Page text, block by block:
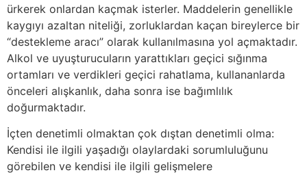
ürkerek onlardan kaçmak isterler. Maddelerin genellikle
kaygıyı azaltan niteliği, zorluklardan kaçan bireylerce bir
“destekleme aracı” olarak kullanılmasına yol açmaktadır.
Alkol ve uyuşturucuların yarattıkları geçici sığınma
ortamları ve verdikleri geçici rahatlama, kullananlarda
önceleri alışkanlık, daha sonra ise bağımlılık
doğurmaktadır.
İçten denetimli olmaktan çok dıştan denetimli olma:
Kendisi ile ilgili yaşadığı olaylardaki sorumluluğunu
görebilen ve kendisi ile ilgili gelişmelere